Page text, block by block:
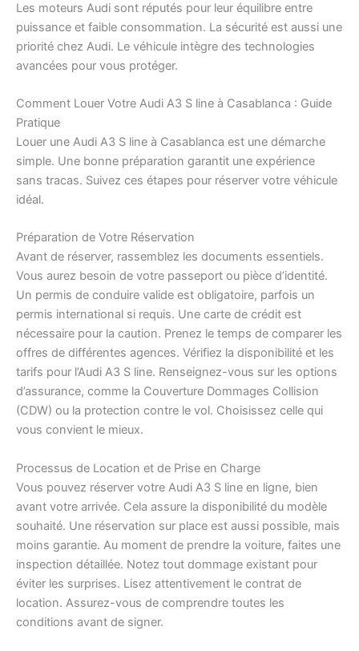
Les moteurs Audi sont réputés pour leur équilibre entre
puissance et faible consommation. La sécurité est aussi une
priorité chez Audi. Le véhicule intègre des technologies
avancées pour vous protéger.
Comment Louer Votre Audi A3 S line à Casablanca : Guide
Pratique
Louer une Audi A3 S line à Casablanca est une démarche
simple. Une bonne préparation garantit une expérience
sans tracas. Suivez ces étapes pour réserver votre véhicule
idéal.
Préparation de Votre Réservation
Avant de réserver, rassemblez les documents essentiels.
Vous aurez besoin de votre passeport ou pièce d’identité.
Un permis de conduire valide est obligatoire, parfois un
permis international si requis. Une carte de crédit est
nécessaire pour la caution. Prenez le temps de comparer les
offres de différentes agences. Vérifiez la disponibilité et les
tarifs pour l’Audi A3 S line. Renseignez-vous sur les options
d’assurance, comme la Couverture Dommages Collision
(CDW) ou la protection contre le vol. Choisissez celle qui
vous convient le mieux.
Processus de Location et de Prise en Charge
Vous pouvez réserver votre Audi A3 S line en ligne, bien
avant votre arrivée. Cela assure la disponibilité du modèle
souhaité. Une réservation sur place est aussi possible, mais
moins garantie. Au moment de prendre la voiture, faites une
inspection détaillée. Notez tout dommage existant pour
éviter les surprises. Lisez attentivement le contrat de
location. Assurez-vous de comprendre toutes les
conditions avant de signer.